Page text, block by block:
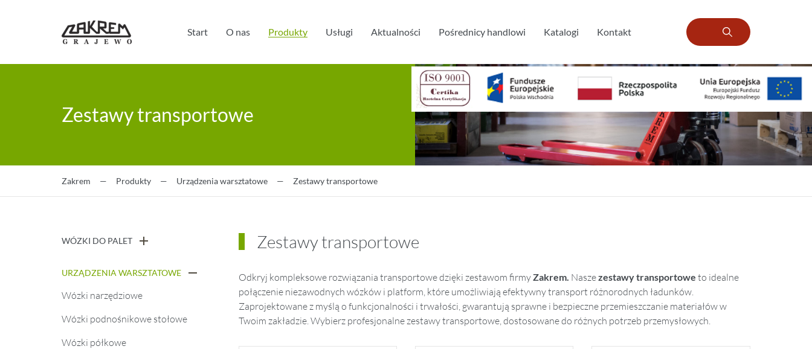
Start O nas Produkty Usługi Aktualności Pośrednicy handlowi Katalogi Kontakt
Zestawy transportowe
Zakrem — Produkty — Urządzenia warsztatowe — Zestawy transportowe
WÓZKI DO PALET
URZĄDZENIA WARSZTATOWE
Wózki narzędziowe
Wózki podnośnikowe stołowe
Wózki półkowe
Zestawy transportowe
Odkryj kompleksowe rozwiązania transportowe dzięki zestawom firmyZakrem. Naszezestawy transportowe to idealne
połączenie niezawodnych wózków i platform, które umożliwiają efektywny transport różnorodnych ładunków.
Zaprojektowane z myślą o funkcjonalności i trwałości, gwarantują sprawne i bezpieczne przemieszczanie materiałów w
Twoim zakładzie. Wybierz profesjonalne zestawy transportowe, dostosowane do różnych potrzeb przemysłowych.